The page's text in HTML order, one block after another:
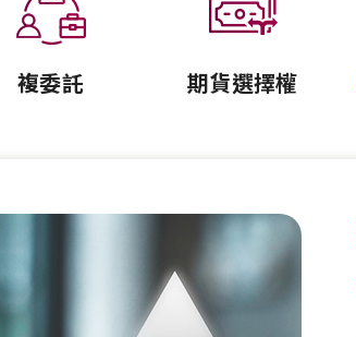
複委託 期貨選擇權